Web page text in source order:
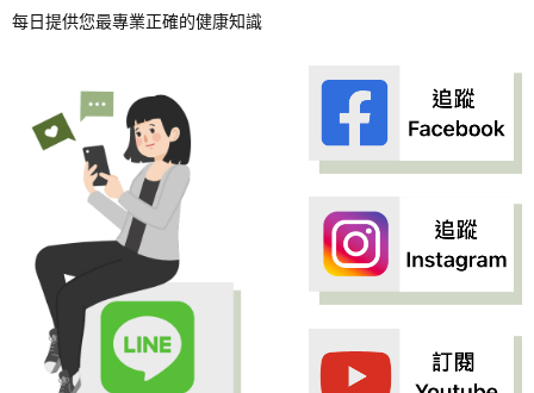
每日提供您最專業正確的健康知識